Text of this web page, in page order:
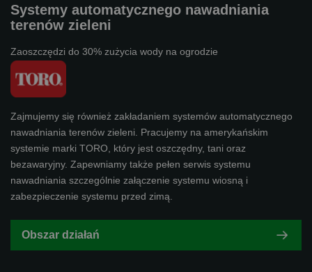
Systemy automatycznego nawadniania
terenów zieleni
Zaoszczędzi do 30% zużycia wody na ogrodzie
Zajmujemy się również zakładaniem systemów automatycznego
nawadniania terenów zieleni. Pracujemy na amerykańskim
systemie marki TORO, który jest oszczędny, tani oraz
bezawaryjny. Zapewniamy także pełen serwis systemu
nawadniania szczególnie załączenie systemu wiosną i
zabezpieczenie systemu przed zimą.
Obszar działań